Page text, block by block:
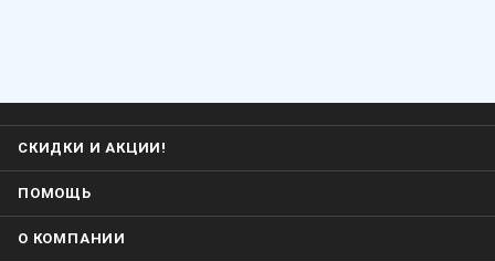
СКИДКИ И АКЦИИ!
ПОМОЩЬ
О КОМПАНИИ